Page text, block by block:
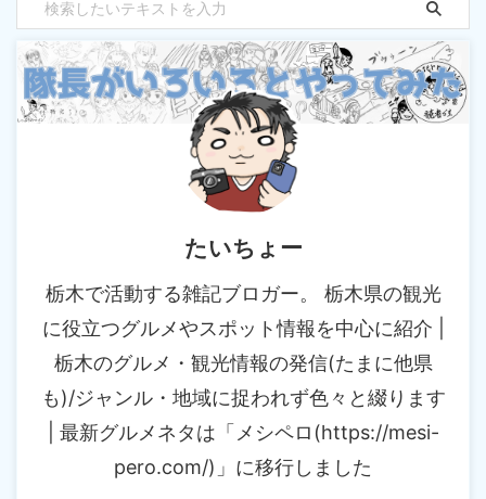
たいちょー
栃木で活動する雑記ブロガー。 栃木県の観光
に役立つグルメやスポット情報を中心に紹介 |
栃木のグルメ・観光情報の発信(たまに他県
も)/ジャンル・地域に捉われず色々と綴ります
| 最新グルメネタは「メシペロ(https://mesi-
pero.com/)」に移行しました